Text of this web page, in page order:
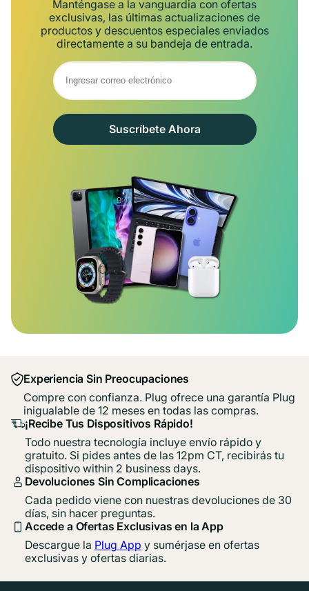
Manténgase a la vanguardia con ofertas
exclusivas, las últimas actualizaciones de
productos y descuentos especiales enviados
directamente a su bandeja de entrada.
Suscríbete Ahora
Experiencia Sin Preocupaciones
Compre con confianza. Plug ofrece una garantía Plug
inigualable de 12 meses en todas las compras.
¡Recibe Tus Dispositivos Rápido!
Todo nuestra tecnología incluye envío rápido y
gratuito. Si pides antes de las 12pm CT, recibirás tu
dispositivo within 2 business days.
Devoluciones Sin Complicaciones
Cada pedido viene con nuestras devoluciones de 30
días, sin hacer preguntas.
Accede a Ofertas Exclusivas en la App
Descargue la Plug App y sumérjase en ofertas
exclusivas y ofertas diarias.